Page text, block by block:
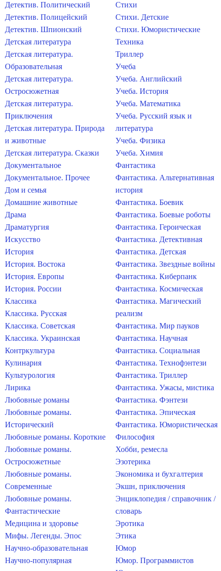
Детектив. Политический
Детектив. Полицейский
Детектив. Шпионский
Детская литература
Детская литература.
Образовательная
Детская литература.
Остросюжетная
Детская литература.
Приключения
Детская литература. Природа
и животные
Детская литература. Сказки
Документальное
Документальное. Прочее
Дом и семья
Домашние животные
Драма
Драматургия
Искусство
История
История. Востока
История. Европы
История. России
Классика
Классика. Русская
Классика. Советская
Классика. Украинская
Контркультура
Кулинария
Культурология
Лирика
Любовные романы
Любовные романы.
Исторический
Любовные романы. Короткие
Любовные романы.
Остросюжетные
Любовные романы.
Современные
Любовные романы.
Фантастические
Медицина и здоровье
Мифы. Легенды. Эпос
Научно-образовательная
Научно-популярная
Стихи
Стихи. Детские
Стихи. Юмористические
Техника
Триллер
Учеба
Учеба. Английский
Учеба. История
Учеба. Математика
Учеба. Русский язык и
литература
Учеба. Физика
Учеба. Химия
Фантастика
Фантастика. Альтернативная
история
Фантастика. Боевик
Фантастика. Боевые роботы
Фантастика. Героическая
Фантастика. Детективная
Фантастика. Детская
Фантастика. Звездные войны
Фантастика. Киберпанк
Фантастика. Космическая
Фантастика. Магический
реализм
Фантастика. Мир пауков
Фантастика. Научная
Фантастика. Социальная
Фантастика. Технофэнтези
Фантастика. Триллер
Фантастика. Ужасы, мистика
Фантастика. Фэнтези
Фантастика. Эпическая
Фантастика. Юмористическая
Философия
Хобби, ремесла
Эзотерика
Экономика и бухгалтерия
Экшн, приключения
Энциклопедия / справочник /
словарь
Эротика
Этика
Юмор
Юмор. Программистов